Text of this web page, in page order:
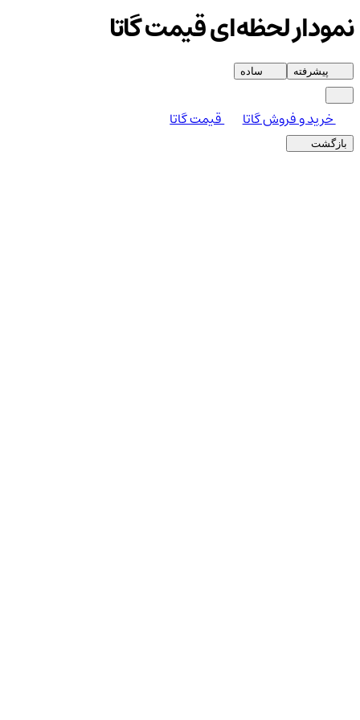
نمودار لحظه‌ای قیمت گاتا
پیشرفته ساده
خرید و فروش گاتا قیمت گاتا
بازگشت